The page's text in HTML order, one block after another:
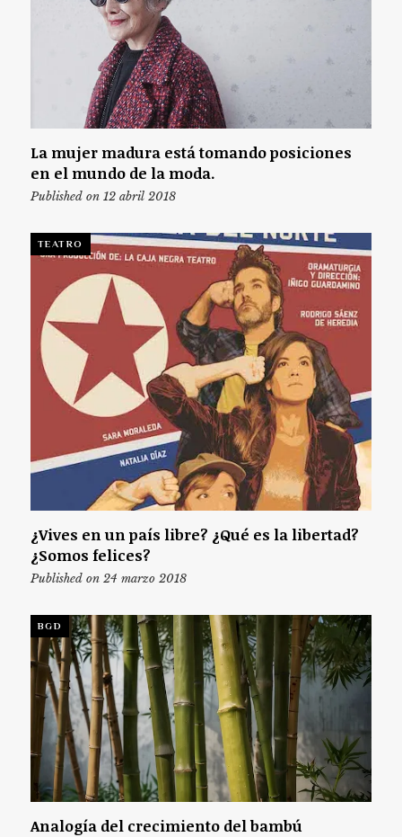
La mujer madura está tomando posiciones
en el mundo de la moda.
Published on 12 abril 2018
TEATRO
¿Vives en un país libre? ¿Qué es la libertad?
¿Somos felices?
Published on 24 marzo 2018
BGD
Analogía del crecimiento del bambú